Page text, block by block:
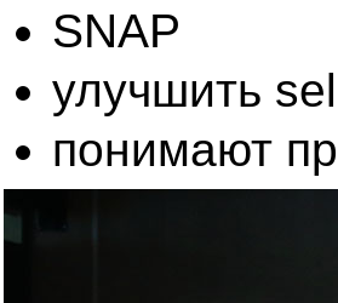
SNAP
улучшить
понимают